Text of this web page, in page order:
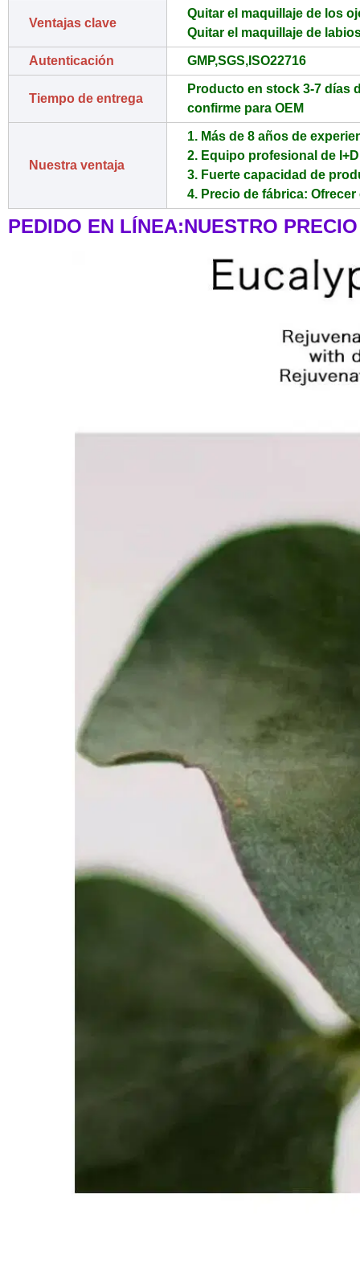
Ventajas clave
Quitar el maquillaje de los
Quitar el maquillaje de
Autenticación GMP,SGS,ISO22716
Tiempo de entrega
Producto en stock 3-7 días
confirme para OEM
Nuestra ventaja
1. Más de 8 años de
2. Equipo profesional de
3. Fuerte capacidad de
4. Precio de fábrica:
PEDIDO EN LÍNEA:NUESTRO